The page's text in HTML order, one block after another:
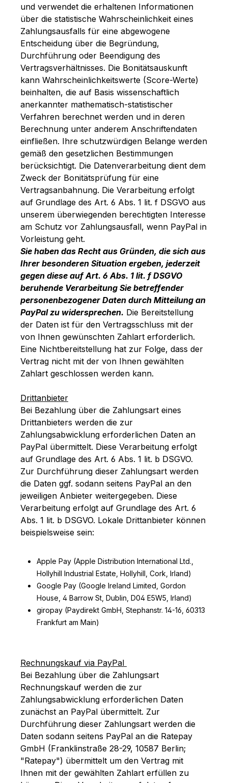
und verwendet die erhaltenen Informationen
über die statistische Wahrscheinlichkeit eines
Zahlungsausfalls für eine abgewogene
Entscheidung über die Begründung,
Durchführung oder Beendigung des
Vertragsverhältnisses. Die Bonitätsauskunft
kann Wahrscheinlichkeitswerte (Score-Werte)
beinhalten, die auf Basis wissenschaftlich
anerkannter mathematisch-statistischer
Verfahren berechnet werden und in deren
Berechnung unter anderem Anschriftendaten
einfließen. Ihre schutzwürdigen Belange werden
gemäß den gesetzlichen Bestimmungen
berücksichtigt. Die Datenverarbeitung dient dem
Zweck der Bonitätsprüfung für eine
Vertragsanbahnung. Die Verarbeitung erfolgt
auf Grundlage des Art. 6 Abs. 1 lit. f DSGVO aus
unserem überwiegenden berechtigten Interesse
am Schutz vor Zahlungsausfall, wenn PayPal in
Vorleistung geht.
Sie haben das Recht aus Gründen, die sich aus
Ihrer besonderen Situation ergeben, jederzeit
gegen diese auf Art. 6 Abs. 1 lit. f DSGVO
beruhende Verarbeitung Sie betreffender
personenbezogener Daten durch Mitteilung an
PayPal zu widersprechen. Die Bereitstellung
der Daten ist für den Vertragsschluss mit der
von Ihnen gewünschten Zahlart erforderlich.
Eine Nichtbereitstellung hat zur Folge, dass der
Vertrag nicht mit der von Ihnen gewählten
Zahlart geschlossen werden kann.
Drittanbieter
Bei Bezahlung über die Zahlungsart eines
Drittanbieters werden die zur
Zahlungsabwicklung erforderlichen Daten an
PayPal übermittelt. Diese Verarbeitung erfolgt
auf Grundlage des Art. 6 Abs. 1 lit. b DSGVO.
Zur Durchführung dieser Zahlungsart werden
die Daten ggf. sodann seitens PayPal an den
jeweiligen Anbieter weitergegeben. Diese
Verarbeitung erfolgt auf Grundlage des Art. 6
Abs. 1 lit. b DSGVO. Lokale Drittanbieter können
beispielsweise sein:
Apple Pay (Apple Distribution International Ltd.,
Hollyhill Industrial Estate, Hollyhill, Cork, Irland)
Google Pay (Google Ireland Limited, Gordon
House, 4 Barrow St, Dublin, D04 E5W5, Irland)
giropay (Paydirekt GmbH, Stephanstr. 14-16, 60313
Frankfurt am Main)
Rechnungskauf via PayPal
Bei Bezahlung über die Zahlungsart
Rechnungskauf werden die zur
Zahlungsabwicklung erforderlichen Daten
zunächst an PayPal übermittelt. Zur
Durchführung dieser Zahlungsart werden die
Daten sodann seitens PayPal an die Ratepay
GmbH (Franklinstraße 28-29, 10587 Berlin;
"Ratepay") übermittelt um den Vertrag mit
Ihnen mit der gewählten Zahlart erfüllen zu